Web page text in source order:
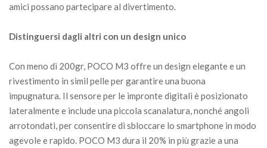
amici possano partecipare al divertimento.
Distinguersi dagli altri con un design unico
Con meno di 200gr, POCO M3 offre un design elegante e un
rivestimento in simil pelle per garantire una buona
impugnatura. Il sensore per le impronte digitali è posizionato
lateralmente e include una piccola scanalatura, nonché angoli
arrotondati, per consentire di sbloccare lo smartphone in modo
agevole e rapido. POCO M3 dura il 20% in più grazie a una